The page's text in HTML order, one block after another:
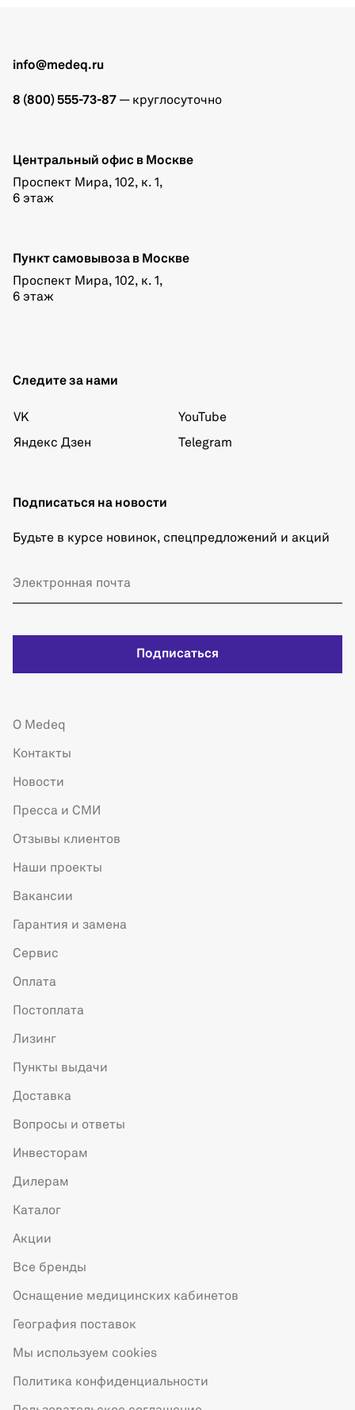
info@medeq.ru
8 (800) 555-73-87 — круглосуточно
Центральный офис в Москве
Проспект Мира, 102, к. 1,
6 этаж
Пункт самовывоза в Москве
Проспект Мира, 102, к. 1,
6 этаж
Следите за нами
VK
Яндекс Дзен
YouTube
Telegram
Подписаться на новости
Будьте в курсе новинок, спецпредложений и акций
Подписаться
О Medeq
Контакты
Новости
Пресса и СМИ
Отзывы клиентов
Наши проекты
Вакансии
Гарантия и замена
Сервис
Оплата
Постоплата
Лизинг
Пункты выдачи
Доставка
Вопросы и ответы
Инвесторам
Дилерам
Каталог
Акции
Все бренды
Оснащение медицинских кабинетов
География поставок
Мы используем cookies
Политика конфиденциальности